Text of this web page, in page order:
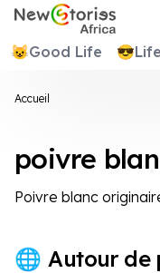
Newstories Africa
😺Good Life 😎
Accueil
poivre
Poivre blanc
Autour de